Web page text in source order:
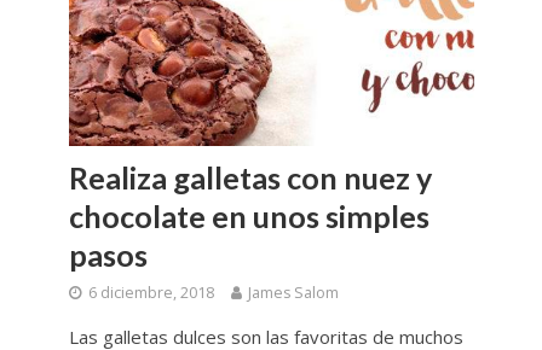
Realiza galletas con nuez y
chocolate en unos simples
pasos
6 diciembre, 2018 James Salom
Las galletas dulces son las favoritas de muchos